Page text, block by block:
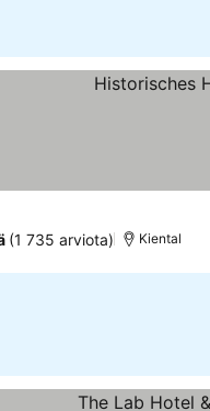
(1 735 arviota) Kiental